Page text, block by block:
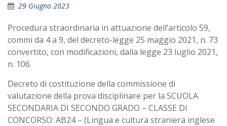
29 Giugno 2023
Procedura straordinaria in attuazione dell’articolo 59,
commi da 4 a 9, del decreto-legge 25 maggio 2021, n. 73
convertito, con modificazioni, dalla legge 23 luglio 2021,
n. 106.
Decreto di costituzione della commissione di
valutazione della prova disciplinare per la SCUOLA
SECONDARIA DI SECONDO GRADO – CLASSE DI
CONCORSO: AB24 – (Lingua e cultura straniera inglese